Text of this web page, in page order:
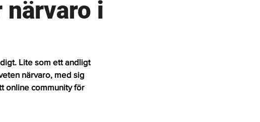
i
Lite som ett andligt
närvaro, med sig
online community för